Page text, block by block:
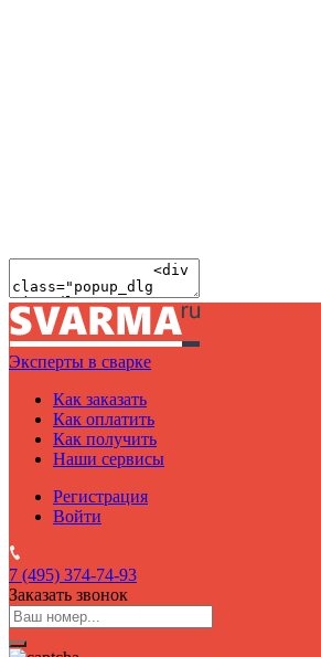
Эксперты в сварке
Как заказать
Как оплатить
Как получить
Наши сервисы
Регистрация
Войти
7 (495) 374-74-93
Заказать звонок